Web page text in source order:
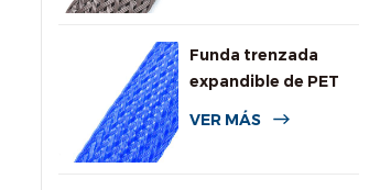
Funda trenzada
expandible de PET
de colores para
VER MÁS